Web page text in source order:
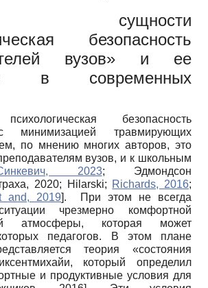
сущности
безопасность
вузов» и ее
в современных
безопасность
минимизацией травмирующих
по мнению многих авторов, это
вузов, и к школьным
2023; Эдмондсон
2020; Hilarski; Richards, 2016;
and, 2019]. При этом не всегда
чрезмерно комфортной
атмосферы, которая может
педагогов. В этом плане
теория «состояния
который определил
и продуктивные условия для